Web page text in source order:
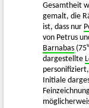
Gesamtheit
gemalt, die
ist, dass nur
von Petrus
Barnabas (75
dargestellte
Initiale